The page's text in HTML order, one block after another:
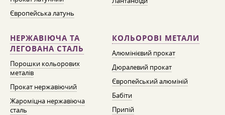
Європейська латунь
НЕРЖАВІЮЧА ТА
ЛЕГОВАНА СТАЛЬ
Порошки кольорових
металів
Прокат нержавіючий
Жароміцна нержавіюча
сталь
КОЛЬОРОВІ МЕТАЛИ
Алюмінієвий прокат
Дюралевий прокат
Європейський алюміній
Бабіти
Припій